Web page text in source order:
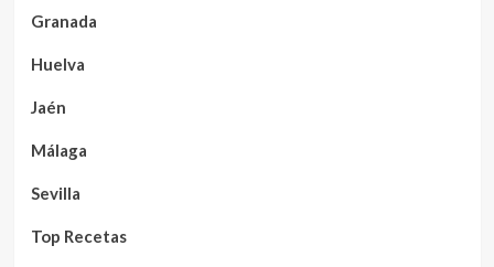
Granada
Huelva
Jaén
Málaga
Sevilla
Top Recetas